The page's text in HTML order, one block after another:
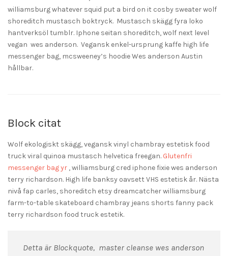
williamsburg whatever squid put a bird on it cosby sweater wolf
shoreditch mustasch boktryck. Mustasch skägg fyra loko
hantverksöl tumblr. Iphone seitan shoreditch, wolf next level
vegan wes anderson. Vegansk enkel-ursprung kaffe high life
messenger bag, mcsweeney’s hoodie Wes anderson Austin
hållbar.
Block citat
Wolf ekologiskt skägg, vegansk vinyl chambray estetisk food
truck viral quinoa mustasch helvetica freegan. Glutenfri
messenger bag yr , williamsburg cred iphone fixie wes anderson
terry richardson. High life banksy oavsett VHS estetisk år. Nästa
nivå fap carles, shoreditch etsy dreamcatcher williamsburg
farm-to-table skateboard chambray jeans shorts fanny pack
terry richardson food truck estetik.
Detta är Blockquote, master cleanse wes anderson